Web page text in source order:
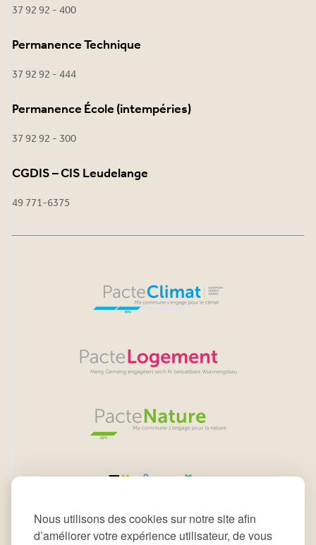
Nous utilisons des cookies sur notre site afin
d’améliorer votre expérience utilisateur, de vous
37 92 92 - 400
Permanence Technique
37 92 92 - 444
Permanence École (intempéries)
37 92 92 - 300
CGDIS – CIS Leudelange
49 771-6375